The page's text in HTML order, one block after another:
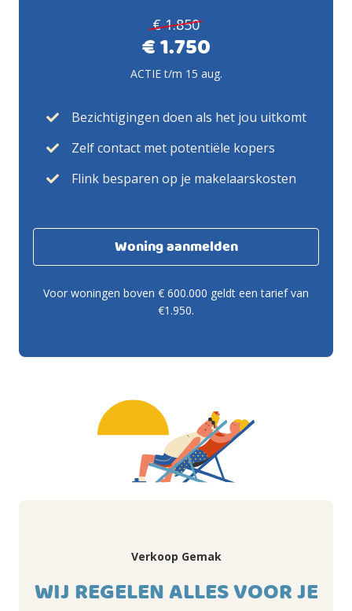
€ 1.850
€ 1.750
ACTIE t/m 15 aug.
Bezichtigingen doen als het jou uitkomt
Zelf contact met potentiële kopers
Flink besparen op je makelaarskosten
Woning aanmelden
Voor woningen boven € 600.000 geldt een tarief van
€1.950.
Verkoop Gemak
WIJ REGELEN ALLES VOOR JE